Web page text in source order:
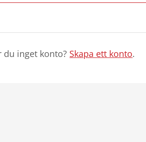
du inget konto? Skapa ett konto.